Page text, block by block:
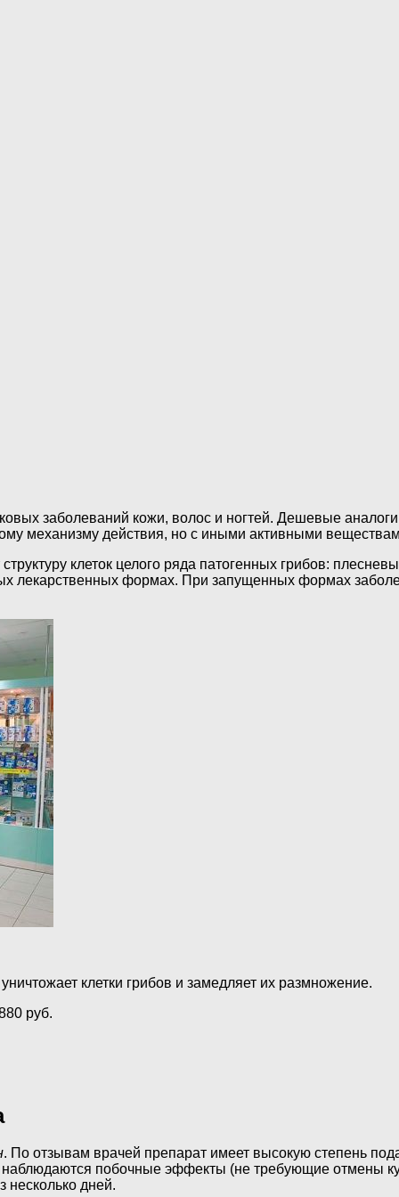
заболеваний кожи, волос и ногтей. Дешевые
механизму действия, но с иными активными
клеток целого ряда патогенных грибов:
лекарственных формах. При запущенных формах
клетки грибов и замедляет их размножение.
руб.
. По отзывам врачей препарат имеет высокую степень
побочные эффекты (не требующие отмены
несколько дней.